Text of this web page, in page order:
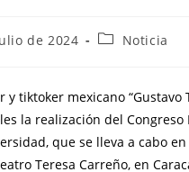
de 2024 Noticia
y tiktoker mexicano “Gustavo
la realización del
que se lleva a cabo en
Teresa Carreño, en